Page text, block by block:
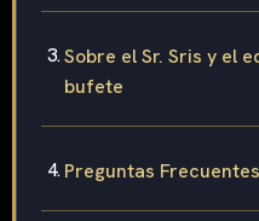
Sobre el Sr. Sris y el
bufete
Preguntas Frecuentes